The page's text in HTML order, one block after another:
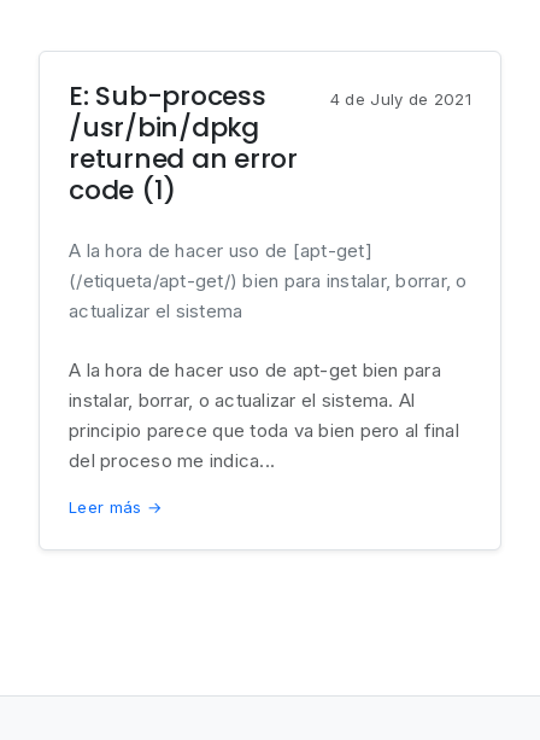
E: Sub-process
/usr/bin/dpkg
returned an error
code (1)
4 de July de 2021
A la hora de hacer uso de [apt-get]
(/etiqueta/apt-get/) bien para instalar, borrar, o
actualizar el sistema
A la hora de hacer uso de apt-get bien para
instalar, borrar, o actualizar el sistema. Al
principio parece que toda va bien pero al final
del proceso me indica...
Leer más →